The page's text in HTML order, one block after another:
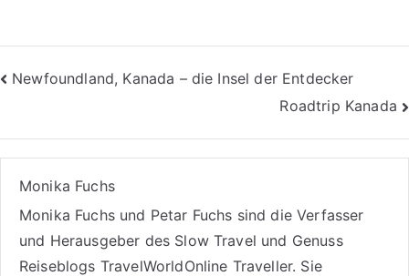
Beitragsnavigation
Newfoundland, Kanada – die Insel der Entdecker
Roadtrip Kanada
Monika Fuchs
Monika Fuchs und Petar Fuchs sind die Verfasser
und Herausgeber des Slow Travel und Genuss
Reiseblogs TravelWorldOnline Traveller. Sie